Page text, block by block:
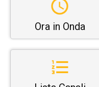
Ora in Onda